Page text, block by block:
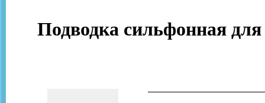
Подводка сильфонная